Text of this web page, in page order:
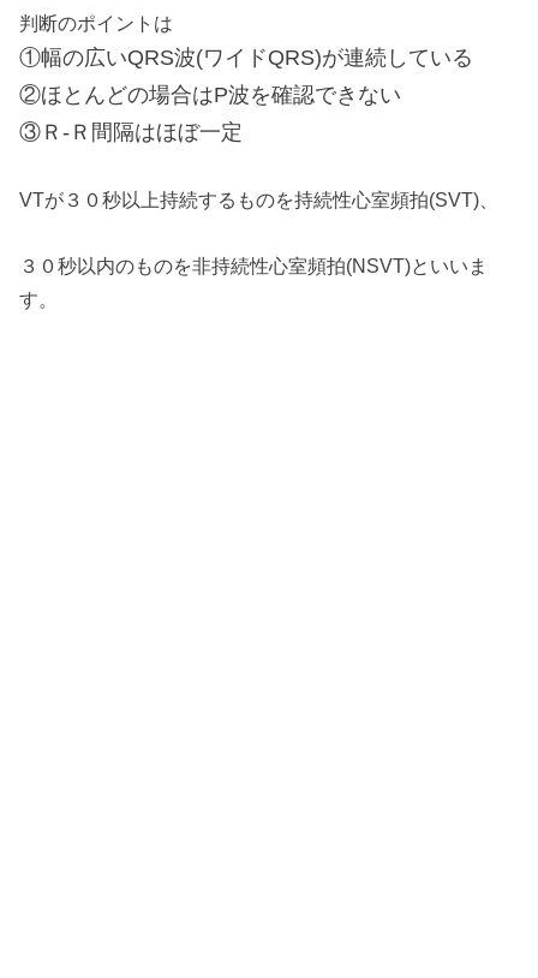
判断のポイントは
①幅の広いQRS波(ワイドQRS)が連続している
②ほとんどの場合はP波を確認できない
③Ｒ-Ｒ間隔はほぼ一定
VTが３０秒以上持続するものを持続性心室頻拍(SVT)、
３０秒以内のものを非持続性心室頻拍(NSVT)といいま
す。